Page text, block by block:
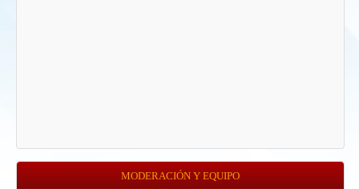
MODERACIÓN Y EQUIPO